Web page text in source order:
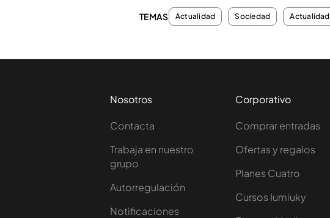
TEMAS Actualidad Sociedad Actualidad
Nosotros
Contacta
Trabaja en nuestro
grupo
Autorregulación
Notificaciones
Corporativo
Comprar entradas
Ofertas y regalos
Planes Cuatro
Cursos Iumiuky